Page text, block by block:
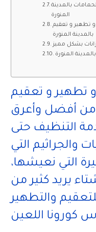
بالمدينة
تطهير و تعقيم
بالمدينة المنورة
بشكل مميز
المنورة
تطهير و تعقيم
من أفضل وأعرق
التنظيف حتى
والجراثيم التي
التي نعيشها،
يريد كثير من
والتطهير